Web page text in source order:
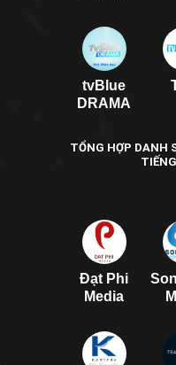
tvBlue
DRAMA
TỔNG HỢP DANH
Đạt Phi
Media